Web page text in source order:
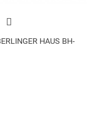
HAUS BH-